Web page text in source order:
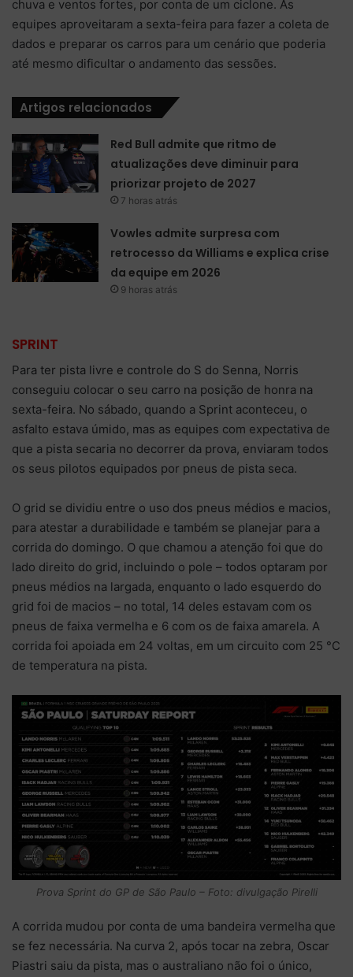
chuva e ventos fortes, por conta de um ciclone. As
equipes aproveitaram a sexta-feira para fazer a coleta de
dados e preparar os carros para um cenário que poderia
até mesmo dificultar o andamento das sessões.
Artigos relacionados
Red Bull admite que ritmo de
atualizações deve diminuir para
priorizar projeto de 2027
7 horas atrás
Vowles admite surpresa com
retrocesso da Williams e explica crise
da equipe em 2026
9 horas atrás
SPRINT
Para ter pista livre e controle do S do Senna, Norris
conseguiu colocar o seu carro na posição de honra na
sexta-feira. No sábado, quando a Sprint aconteceu, o
asfalto estava úmido, mas as equipes com expectativa de
que a pista secaria no decorrer da prova, enviaram todos
os seus pilotos equipados por pneus de pista seca.
O grid se dividiu entre o uso dos pneus médios e macios,
para atestar a durabilidade e também se planejar para a
corrida do domingo. O que chamou a atenção foi que do
lado direito do grid, incluindo o pole – todos optaram por
pneus médios na largada, enquanto o lado esquerdo do
grid foi de macios – no total, 14 deles estavam com os
pneus de faixa vermelha e 6 com os de faixa amarela. A
corrida foi apoiada em 24 voltas, em um circuito com 25 °C
de temperatura na pista.
Prova Sprint do GP de São Paulo – Foto: divulgação Pirelli
A corrida mudou por conta de uma bandeira vermelha que
se fez necessária. Na curva 2, após tocar na zebra, Oscar
Piastri saiu da pista, mas o australiano não foi o único,